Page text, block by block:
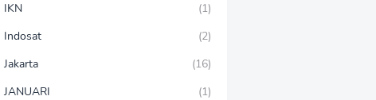
IKN
(1)
Indosat
(2)
Jakarta
(16)
JANUARI
(1)